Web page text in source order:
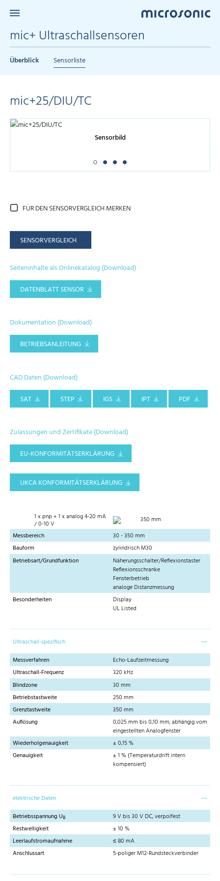
mic+ Ultraschallsensoren
Überblick Sensorliste
mic+25/DIU/TC
Sensorbild
FÜR DEN SENSORVERGLEICH MERKEN
SENSORVERGLEICH
Seiteninhalte als Onlinekatalog (Download)
DATENBLATT SENSOR
Dokumentation (Download)
BETRIEBSANLEITUNG
CAD Daten (Download)
SAT
STEP IGS IPT PDF
Zulassungen und Zertifikate (Download)
EU-KONFORMITÄTSERKLÄRUNG
UKCA KONFORMITÄTSERKLÄRUNG
1 x pnp + 1 x analog 4-20 mA
/ 0-10 V
350 mm
Messbereich
30 - 350 mm
Bauform
zylindrisch M30
Betriebsart/Grundfunktion
Näherungsschalter/Reflexionstaster
Reflexionsschranke
Fensterbetrieb
analoge Distanzmessung
Besonderheiten
Display
UL Listed
Ultraschall-spezifisch
Messverfahren
Echo-Laufzeitmessung
Ultraschall-Frequenz
320 kHz
Blindzone
30 mm
Betriebstastweite
250 mm
Grenztastweite
350 mm
Auflösung
0,025 mm bis 0,10 mm, abhängig vom
eingestellten Analogfenster
Wiederholgenauigkeit
± 0,15 %
Genauigkeit
± 1 % (Temperaturdrift intern
kompensiert)
elektrische Daten
Betriebsspannung UB
9 V bis 30 V DC, verpolfest
Restwelligkeit
± 10 %
Leerlaufstromaufnahme
≤ 80 mA
Anschlussart
5-poliger M12-Rundsteckverbinder